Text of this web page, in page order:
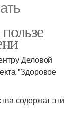
Деловой
"Здоровое
содержат эти